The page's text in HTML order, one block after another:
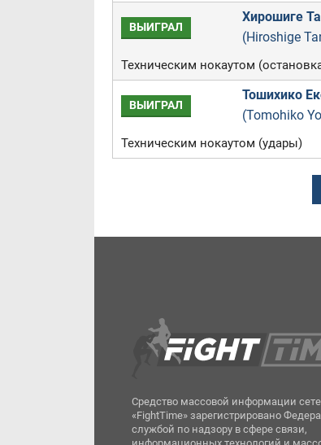
ВЫИГРАЛ
Хирошиге
(Hiroshige
Техническим нокаутом
ВЫИГРАЛ
Тошихико
(Tomohiko
Техническим нокаутом (удары)
Средство массовой информации
«FightTime» зарегистрировано
службой по надзору в сфере связи,